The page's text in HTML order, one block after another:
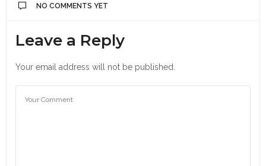
NO COMMENTS YET
Leave a Reply
Your email address will not be published.